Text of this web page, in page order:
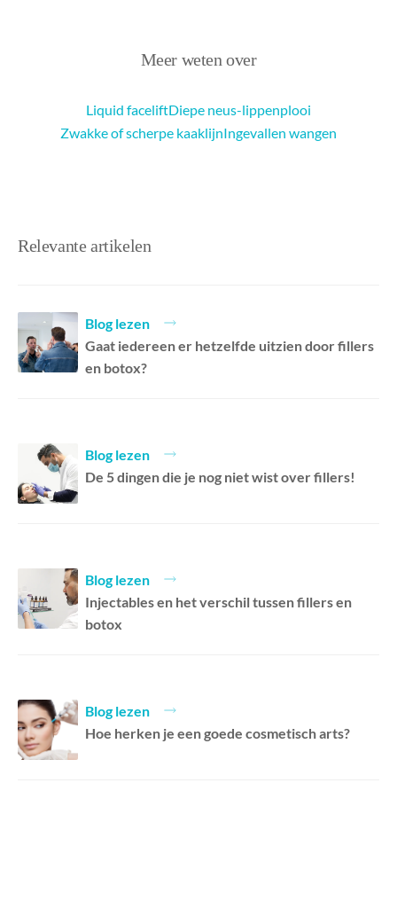
Meer weten over
Liquid faceliftDiepe neus-lippenplooi
Zwakke of scherpe kaaklijnIngevallen wangen
Relevante artikelen
Blog lezen
Gaat iedereen er hetzelfde uitzien door fillers
en botox? ⁠
Blog lezen
De 5 dingen die je nog niet wist over fillers!
Blog lezen
Injectables en het verschil tussen fillers en
botox
Blog lezen
Hoe herken je een goede cosmetisch arts?